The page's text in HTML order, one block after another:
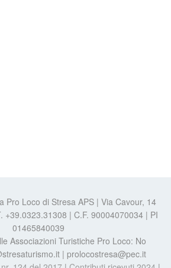
Pro Loco di Stresa APS | Via Cavour, 14
+39.0323.31308 | C.F. 90004070034 | PI
01465840039
Associazioni Turistiche Pro Loco: No
| prolocostresa@pec.it